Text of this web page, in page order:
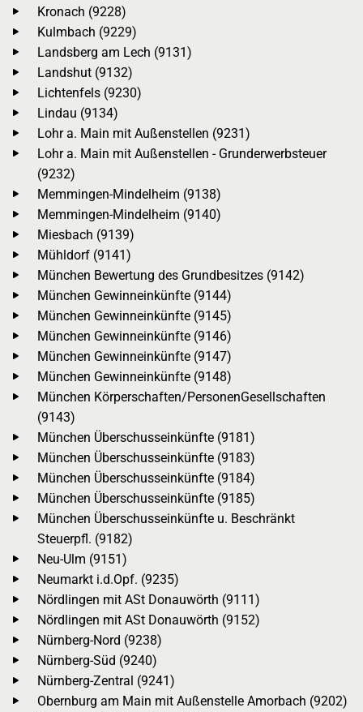
Kronach (9228)
Kulmbach (9229)
Landsberg am Lech (9131)
Landshut (9132)
Lichtenfels (9230)
Lindau (9134)
Lohr a. Main mit Außenstellen (9231)
Lohr a. Main mit Außenstellen - Grunderwerbsteuer
(9232)
Memmingen-Mindelheim (9138)
Memmingen-Mindelheim (9140)
Miesbach (9139)
Mühldorf (9141)
München Bewertung des Grundbesitzes (9142)
München Gewinneinkünfte (9144)
München Gewinneinkünfte (9145)
München Gewinneinkünfte (9146)
München Gewinneinkünfte (9147)
München Gewinneinkünfte (9148)
München Körperschaften/PersonenGesellschaften
(9143)
München Überschusseinkünfte (9181)
München Überschusseinkünfte (9183)
München Überschusseinkünfte (9184)
München Überschusseinkünfte (9185)
München Überschusseinkünfte u. Beschränkt
Steuerpfl. (9182)
Neu-Ulm (9151)
Neumarkt i.d.Opf. (9235)
Nördlingen mit ASt Donauwörth (9111)
Nördlingen mit ASt Donauwörth (9152)
Nürnberg-Nord (9238)
Nürnberg-Süd (9240)
Nürnberg-Zentral (9241)
Obernburg am Main mit Außenstelle Amorbach (9202)